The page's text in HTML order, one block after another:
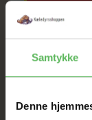
Samtykke
Denne